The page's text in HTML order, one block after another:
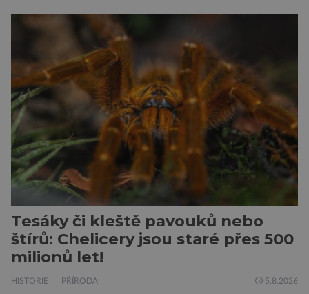
padesátkrát dokola, železná opona a miliony
vojáků v permanentní pohotovosti. A pak je tu
Donald Kendall, generální ředitel společnosti
PepsiCo, který se v květnu roku 1989 stává
admirálem flotily, jež čítá sedmnáct […]
Tesáky či kleště pavouků nebo
štírů: Chelicery jsou staré přes 500
milionů let!
HISTORIE PŘÍRODA 5.8.2026